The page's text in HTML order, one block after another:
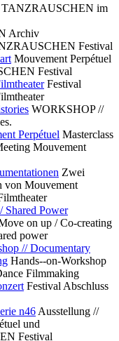
TANZRAUSCHEN im
Archiv
Festival
Mouvement Perpétuel
Festival
Festival
WORKSHOP //
Perpétuel Masterclass
Mouvement
Zwei
von Mouvement
Shared Power
on up / Co-creating
power
// Documentary
Hands--on-Workshop
Filmmaking
Festival Abschluss
n46 Ausstellung //
und
Festival